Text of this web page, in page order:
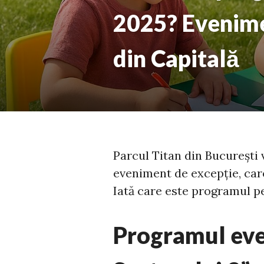
2025?
din Capitală
Parcul Titan din București
eveniment de excepție,
Iată care este programul
Programul